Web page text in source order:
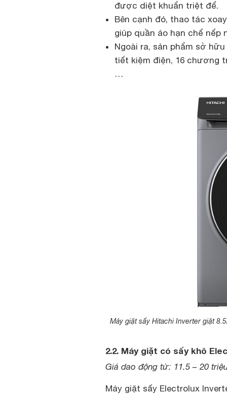
được diệt khuẩn triệt để.
Bên cạnh đó, thao tác
giúp quần áo hạn chế
Ngoài ra, sản phẩm sở
tiết kiệm điện, 16 chương
…
Máy giặt sấy Hitachi Inverter giặt
2.2. Máy giặt có sấy khô
Giá dao động từ: 11.5 – 20
Máy giặt sấy Electrolux